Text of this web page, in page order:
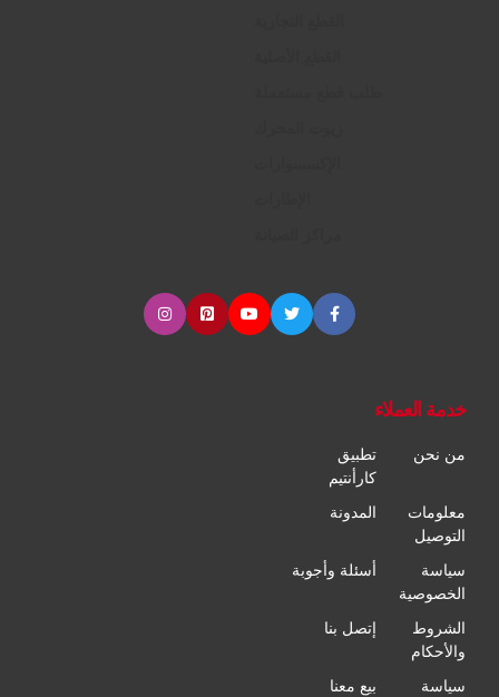
خدمة العملاء
من نحن
تطبيق
كارأنتيم
معلومات
التوصيل
المدونة
سياسة
الخصوصية
أسئلة وأجوبة
الشروط
والأحكام
إتصل بنا
سياسة بيع معنا